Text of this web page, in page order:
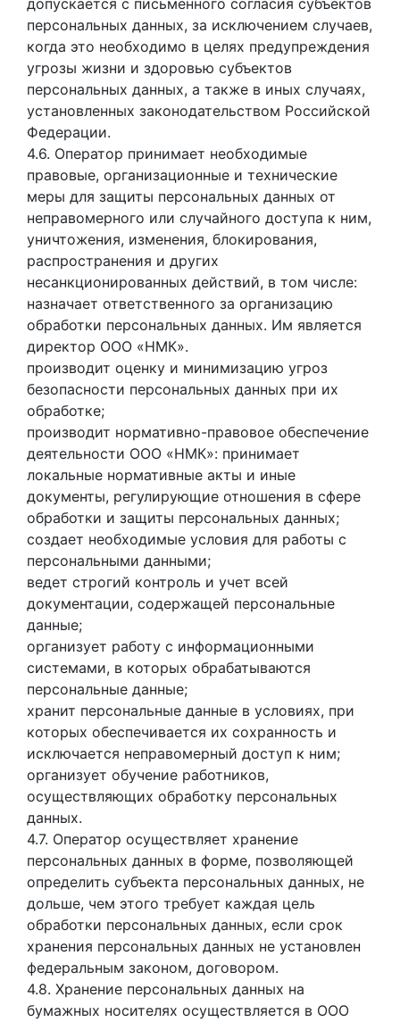
допускается с письменного согласия субъектов
персональных данных, за исключением случаев,
когда это необходимо в целях предупреждения
угрозы жизни и здоровью субъектов
персональных данных, а также в иных случаях,
установленных законодательством Российской
Федерации.
4.6. Оператор принимает необходимые
правовые, организационные и технические
меры для защиты персональных данных от
неправомерного или случайного доступа к ним,
уничтожения, изменения, блокирования,
распространения и других
несанкционированных действий, в том числе:
назначает ответственного за организацию
обработки персональных данных. Им является
директор ООО «НМК».
производит оценку и минимизацию угроз
безопасности персональных данных при их
обработке;
производит нормативно-правовое обеспечение
деятельности ООО «НМК»: принимает
локальные нормативные акты и иные
документы, регулирующие отношения в сфере
обработки и защиты персональных данных;
создает необходимые условия для работы с
персональными данными;
ведет строгий контроль и учет всей
документации, содержащей персональные
данные;
организует работу с информационными
системами, в которых обрабатываются
персональные данные;
хранит персональные данные в условиях, при
которых обеспечивается их сохранность и
исключается неправомерный доступ к ним;
организует обучение работников,
осуществляющих обработку персональных
данных.
4.7. Оператор осуществляет хранение
персональных данных в форме, позволяющей
определить субъекта персональных данных, не
дольше, чем этого требует каждая цель
обработки персональных данных, если срок
хранения персональных данных не установлен
федеральным законом, договором.
4.8. Хранение персональных данных на
бумажных носителях осуществляется в ООО